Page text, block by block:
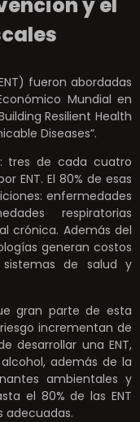
fueron abordadas
Mundial en
Resilient Health
Diseases”.
tres de cada cuatro
ENT. El 80% de esas
enfermedades
respiratorias
crónica. Además del
generan costos
de salud y
gran parte de esta
incrementan de
desarrollar una ENT,
además de la
ambientales y
el 80% de las ENT
adecuadas.